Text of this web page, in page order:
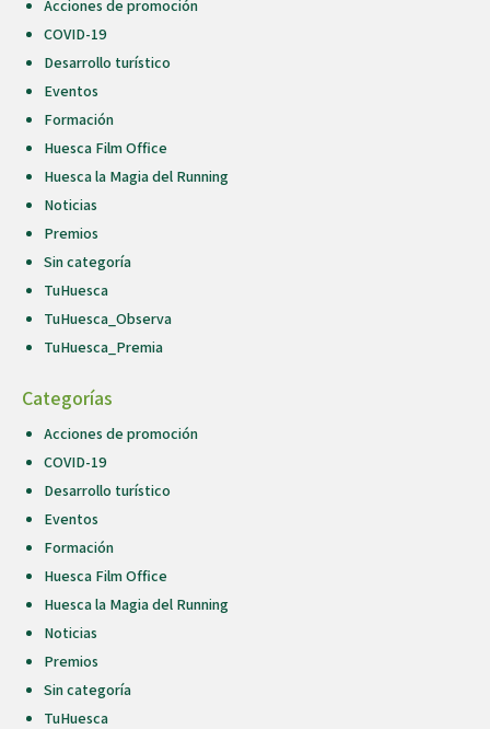
Acciones de promoción
COVID-19
Desarrollo turístico
Eventos
Formación
Huesca Film Office
Huesca la Magia del Running
Noticias
Premios
Sin categoría
TuHuesca
TuHuesca_Observa
TuHuesca_Premia
Categorías
Acciones de promoción
COVID-19
Desarrollo turístico
Eventos
Formación
Huesca Film Office
Huesca la Magia del Running
Noticias
Premios
Sin categoría
TuHuesca